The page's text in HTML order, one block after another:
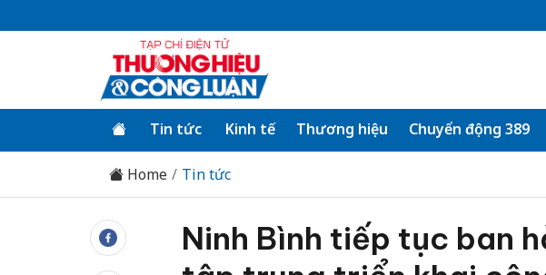
Tin tức Kinh tế Thương hiệu Chuyển động 389
Home Tin tức
Ninh Bình tiếp tục ban